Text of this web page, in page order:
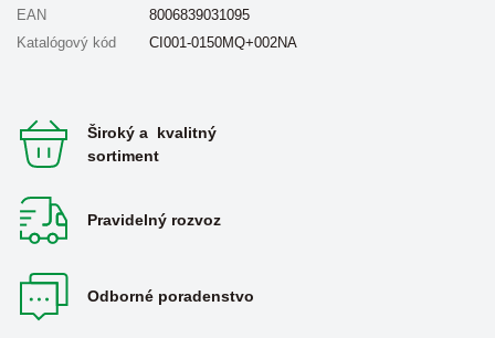
EAN
8006839031095
Katalógový kód
CI001-0150MQ+002NA
Široký a kvalitný
sortiment
Pravidelný rozvoz
Odborné poradenstvo